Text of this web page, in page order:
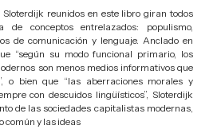
Sloterdijk reunidos en este libro giran todos
conceptos entrelazados: populismo,
de comunicación y lenguaje. Anclado en
“según su modo funcional primario, los
son menos medios informativos que
o bien que “las aberraciones morales y
con descuidos lingüísticos”, Sloterdijk
de las sociedades capitalistas modernas,
común y las ideas